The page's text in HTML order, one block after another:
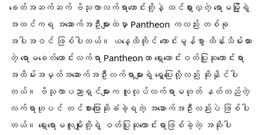
ခေတ်အဆက်ဆက် ဗိသုကာလက်ရာဟောင်းတို့နဲ့ ထင်ရှားလှတဲ့ ရောမမြို့ရဲ့
အထင်ကရ အဆောက်အဦးများထဲမှာ Pantheon ကလည်း တစ်ခု
အပါအဝင် ဖြစ်ပါတယ်။ ယနေ့ထိတိုင် ကောင်းမွန်စွာ ထိန်းသိမ်းထား
တဲ့ ရောမခေတ်ဟောင်းလက်ရာ Pantheonဟာ ရှေးဟောင်းဝတ်ပြုဆုတောင်းရာ
အထိမ်းအမှတ်အဆောက်အဦးလက်ရာများရဲ့ ရှေ့ပြေးလို့လည်း ဆိုနိုင်ပါ
တယ်။ ဗိသုကာပညာရှင်များက လူလုပ်လက်ရာမဟုတ် နတ်တည်တဲ့
လက်ရာဟုပင် တင်စားပြောဆိုခံခဲ့ရတဲ့ အဆောက်အဦးလည်းပဲ ဖြစ်ပါ
တယ်။ ရှေးရောမလူမျိုးတို့ရဲ့ ဝတ်ပြုဆုတောင်းရာဖြစ်ခဲ့တဲ့ အဆိုပါ